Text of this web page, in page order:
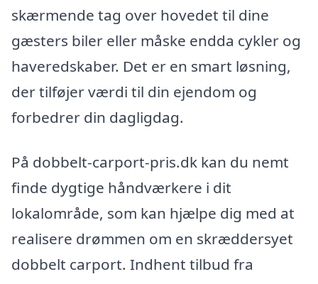
skærmende tag over hovedet til dine
gæsters biler eller måske endda cykler og
haveredskaber. Det er en smart løsning,
der tilføjer værdi til din ejendom og
forbedrer din dagligdag.
På dobbelt-carport-pris.dk kan du nemt
finde dygtige håndværkere i dit
lokalområde, som kan hjælpe dig med at
realisere drømmen om en skræddersyet
dobbelt carport. Indhent tilbud fra